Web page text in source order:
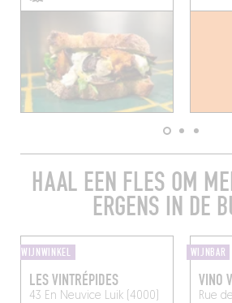
HAAL EEN FLES OM
ERGENS IN DE
WIJNWINKEL
LES VINTRÉPIDES
43 En Neuvice Luik (4000)
WIJNBAR
VINO
Rue